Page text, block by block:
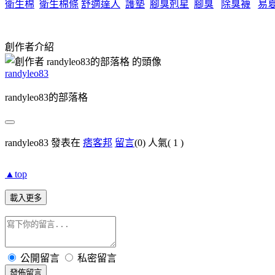
衛生棉 衛生棉條 舒適達人 護墊 腳臭剋星 腳臭 除臭襪 易
創作者介紹
randyleo83
randyleo83的部落格
randyleo83 發表在 痞客邦 留言(0) 人氣( 1 )
▲top
載入更多
公開留言 私密留言
發佈留言